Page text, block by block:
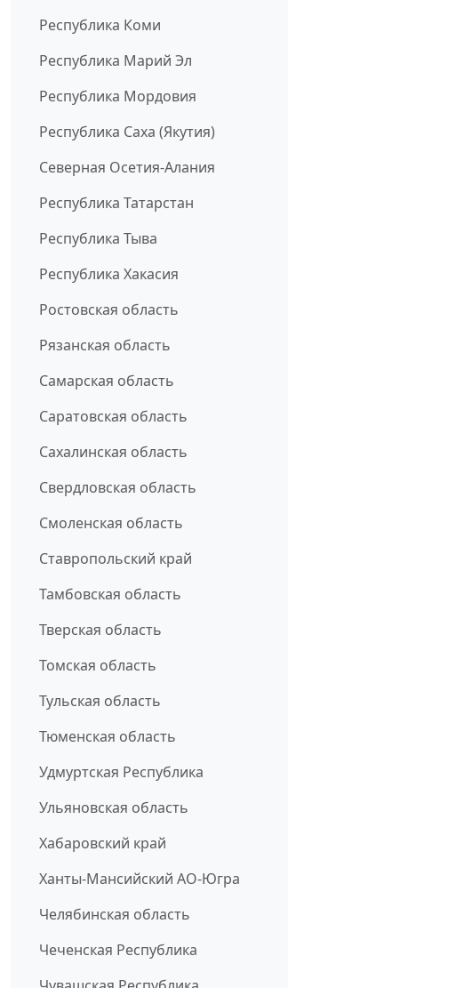
Республика Коми
Республика Марий Эл
Республика Мордовия
Республика Саха (Якутия)
Северная Осетия-Алания
Республика Татарстан
Республика Тыва
Республика Хакасия
Ростовская область
Рязанская область
Самарская область
Саратовская область
Сахалинская область
Свердловская область
Смоленская область
Ставропольский край
Тамбовская область
Тверская область
Томская область
Тульская область
Тюменская область
Удмуртская Республика
Ульяновская область
Хабаровский край
Ханты-Мансийский АО-Югра
Челябинская область
Чеченская Республика